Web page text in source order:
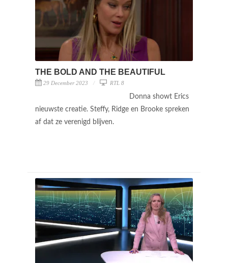
THE BOLD AND THE BEAUTIFUL
29 December 2023 RTL 8
Donna showt Erics
nieuwste creatie. Steffy, Ridge en Brooke spreken
af dat ze verenigd blijven.